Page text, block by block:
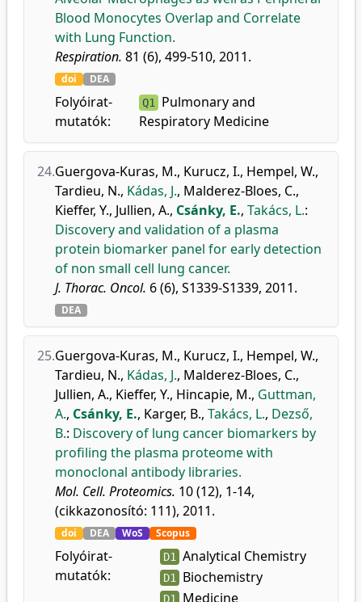
Blood Monocytes Overlap and Correlate
with Lung Function.
Respiration. 81 (6), 499-510, 2011.
doi DEA
Folyóirat-
mutatók:
Q1
Pulmonary and
Respiratory Medicine
24.Guergova-Kuras, M., Kurucz, I., Hempel, W.,
Tardieu, N., Kádas, J., Malderez-Bloes, C.,
Kieffer, Y., Jullien, A., Csánky, E., Takács, L.:
Discovery and validation of a plasma
protein biomarker panel for early detection
of non small cell lung cancer.
J. Thorac. Oncol. 6 (6), S1339-S1339, 2011.
DEA
25.Guergova-Kuras, M., Kurucz, I., Hempel, W.,
Tardieu, N., Kádas, J., Malderez-Bloes, C.,
Jullien, A., Kieffer, Y., Hincapie, M., Guttman,
A., Csánky, E., Karger, B., Takács, L., Dezső,
B.: Discovery of lung cancer biomarkers by
profiling the plasma proteome with
monoclonal antibody libraries.
Mol. Cell. Proteomics. 10 (12), 1-14,
(cikkazonosító: 111), 2011.
doi DEA WoS Scopus
Folyóirat-
mutatók:
D1 Analytical Chemistry
D1 Biochemistry
D1
Medicine